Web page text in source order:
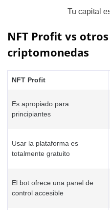
Tu capital
NFT Profit vs
criptomonedas
NFT Profit
Es apropiado para
principiantes
Usar la plataforma es
totalmente gratuito
El bot ofrece una panel de
control accesible